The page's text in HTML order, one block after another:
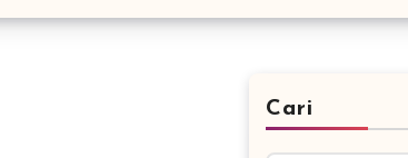
Cari